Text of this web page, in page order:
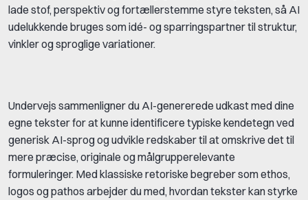
lade stof, perspektiv og fortællerstemme styre teksten, så AI
udelukkende bruges som idé- og sparringspartner til struktur,
vinkler og sproglige variationer.
Undervejs sammenligner du AI-genererede udkast med dine
egne tekster for at kunne identificere typiske kendetegn ved
generisk AI-sprog og udvikle redskaber til at omskrive det til
mere præcise, originale og målgrupperelevante
formuleringer. Med klassiske retoriske begreber som ethos,
logos og pathos arbejder du med, hvordan tekster kan styrke